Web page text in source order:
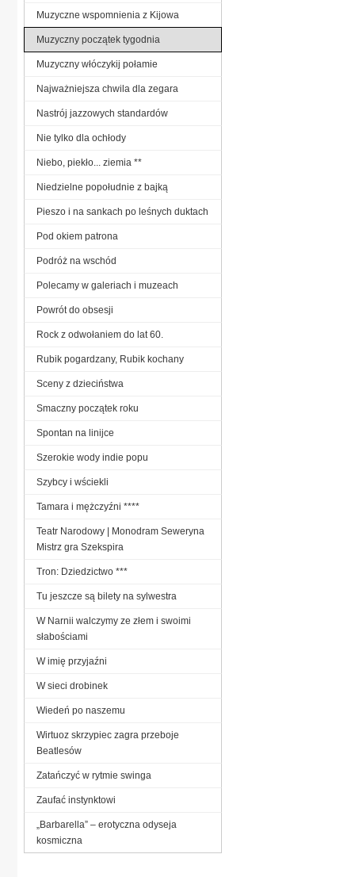
Muzyczne wspomnienia z Kijowa
Muzyczny początek tygodnia
Muzyczny włóczykij połamie
Najważniejsza chwila dla zegara
Nastrój jazzowych standardów
Nie tylko dla ochłody
Niebo, piekło... ziemia **
Niedzielne popołudnie z bajką
Pieszo i na sankach po leśnych duktach
Pod okiem patrona
Podróż na wschód
Polecamy w galeriach i muzeach
Powrót do obsesji
Rock z odwołaniem do lat 60.
Rubik pogardzany, Rubik kochany
Sceny z dzieciństwa
Smaczny początek roku
Spontan na linijce
Szerokie wody indie popu
Szybcy i wściekli
Tamara i mężczyźni ****
Teatr Narodowy | Monodram Seweryna
Mistrz gra Szekspira
Tron: Dziedzictwo ***
Tu jeszcze są bilety na sylwestra
W Narnii walczymy ze złem i swoimi
słabościami
W imię przyjaźni
W sieci drobinek
Wiedeń po naszemu
Wirtuoz skrzypiec zagra przeboje
Beatlesów
Zatańczyć w rytmie swinga
Zaufać instynktowi
„Barbarella” – erotyczna odyseja
kosmiczna